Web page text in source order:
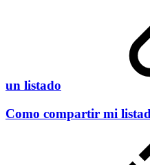
un listado
Como compartir mi